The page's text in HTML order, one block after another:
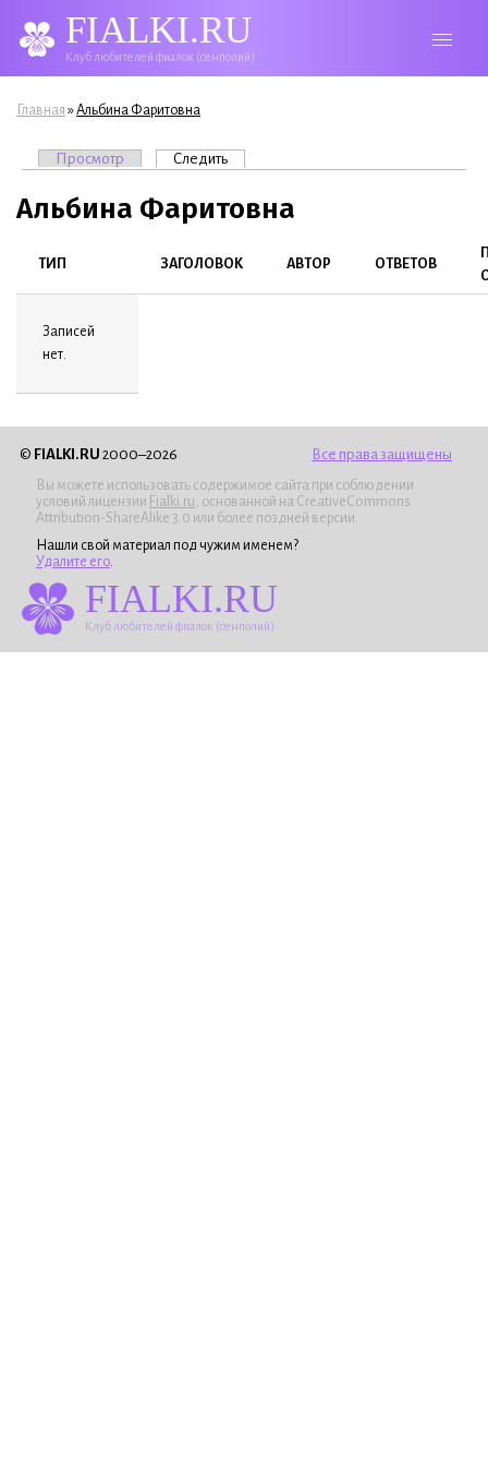
FIALKI.RU
Клуб любителей фиалок (сенполий)
Вы здесь
Главная »Альбина Фаритовна
Главные вкладки
Просмотр Следить(активная вкладка)
Альбина Фаритовна
ТИП ЗАГОЛОВОК АВТОР ОТВЕТОВ
Записей
нет.
© FIALKI.RU 2000–2026 Все права защищены
Вы можете использовать содержимое сайта при соблюдении
условий лицензии Fialki.ru , основанной на CreativeCommons
Attribution-ShareAlike 3.0 или более поздней версии.
Нашли свой материал под чужим именем?
Удалите его
FIALKI.RU
Клуб любителей фиалок (сенполий)